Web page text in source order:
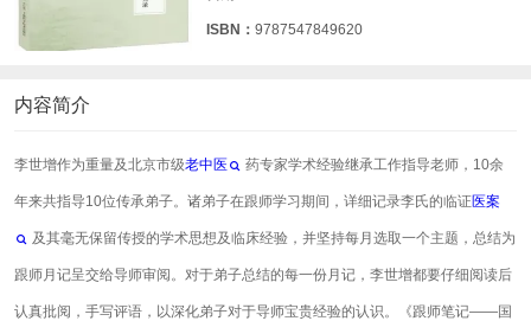
ISBN： 9787547849620
内容简介
李世增作为重量及北京市级老中医 药专家学术经验继承工作指导老师，10余
年来共指导10位传承弟子。诸弟子在跟师学习期间，详细记录李氏的临证医案
及其毫无保留传授的学术思想及临床经验，并坚持每月选取一个主题，总结为
跟师月记呈交给导师审阅。对于弟子总结的每一份月记，李世增都要仔细阅读后
认真批阅，手写评语，以深化弟子对于导师宝贵经验的认识。《跟师笔记——国